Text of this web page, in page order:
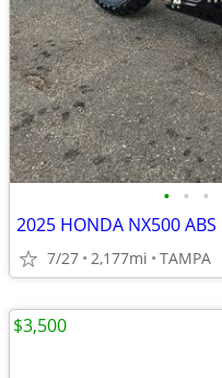
• • •
2025 HONDA NX500 ABS
7/27 2,177mi TAMPA
$3,500